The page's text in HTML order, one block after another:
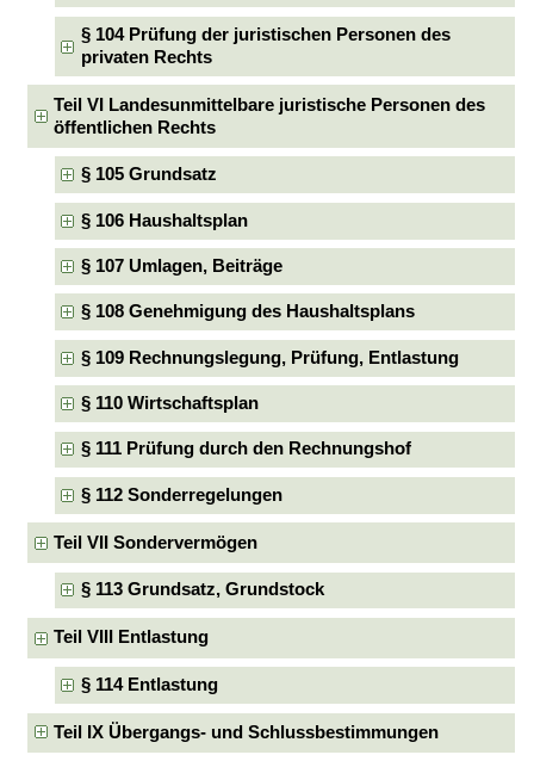
§ 104 Prüfung der juristischen Personen des
privaten Rechts
Teil VI Landesunmittelbare juristische Personen des
öffentlichen Rechts
§ 105 Grundsatz
§ 106 Haushaltsplan
§ 107 Umlagen, Beiträge
§ 108 Genehmigung des Haushaltsplans
§ 109 Rechnungslegung, Prüfung, Entlastung
§ 110 Wirtschaftsplan
§ 111 Prüfung durch den Rechnungshof
§ 112 Sonderregelungen
Teil VII Sondervermögen
§ 113 Grundsatz, Grundstock
Teil VIII Entlastung
§ 114 Entlastung
Teil IX Übergangs- und Schlussbestimmungen